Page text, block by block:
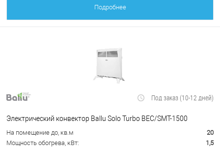
Подробнее
Под заказ (10-12 дней)
Электрический конвектор Ballu Solo Turbo BEC/SMT-1500
На помещение до, кв.м
20
Мощность обогрева, кВт:
1,5